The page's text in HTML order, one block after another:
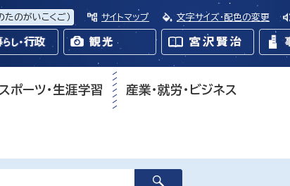
たのがいこくご） サイトマップ 文字サイズ・配色の変更
ポーツ・生涯学習 産業・就労・ビジネス